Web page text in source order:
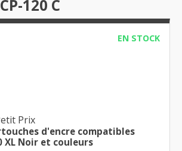
120 C
EN STOCK
Prix
d'encre compatibles
XL Noir et couleurs